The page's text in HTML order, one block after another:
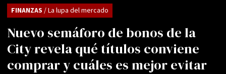
Nuevo semáforo de bonos de la
City revela qué títulos conviene
comprar y cuáles es mejor evitar
FINANZAS / La lupa del mercado